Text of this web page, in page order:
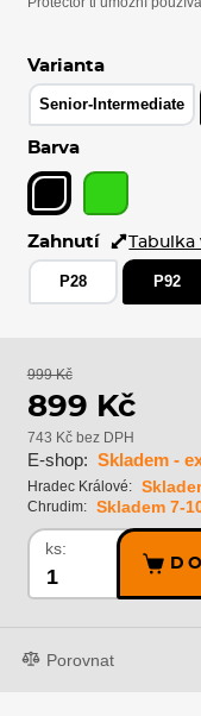
Varianta
Senior-Intermediate
Barva
Zahnutí
P28 P92
999 Kč
899 Kč
743 Kč bez DPH
E-shop: Skladem -
Hradec Králové:
Chrudim: Skladem 7-
ks:
Porovnat